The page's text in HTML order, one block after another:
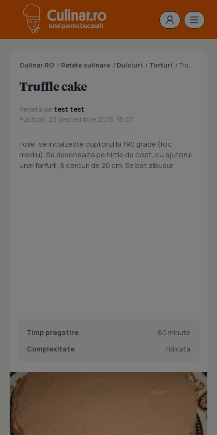
Culinar.RO / Retete culinare / Dulciuri / Torturi /Truffle cake
Truffle cake
Rețetă de test test
Publicat: 23 Septembrie 2015, 15:07
Foile: se incalzeste cuptorul la 190 grade (foc
mediu). Se deseneaza pe hirtie de copt, cu ajutorul
unei farfurii, 8 cercuri de 20 cm. Se bat albusur
Timp pregatire
60 minute
Complexitate
ridicata